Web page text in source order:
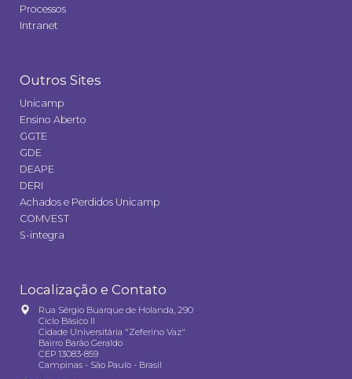
Processos
Intranet
Outros Sites
Unicamp
Ensino Aberto
GGTE
GDE
DEAPE
DERI
Achados e Perdidos Unicamp
COMVEST
S-integra
Localização e Contato
Rua Sérgio Buarque de Holanda, 290
Ciclo Básico II
Cidade Universitária "Zeferino Vaz"
Bairro Barão Geraldo
CEP 13083-859
Campinas - São Paulo - Brasil